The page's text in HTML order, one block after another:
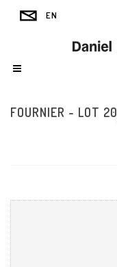
FOURNIER - LOT 20